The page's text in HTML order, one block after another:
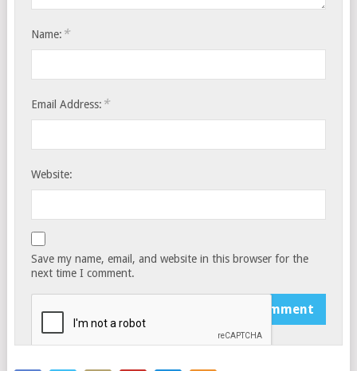
Name: *
Email Address: *
Website:
Save my name, email, and website in this browser for the
next time I comment.